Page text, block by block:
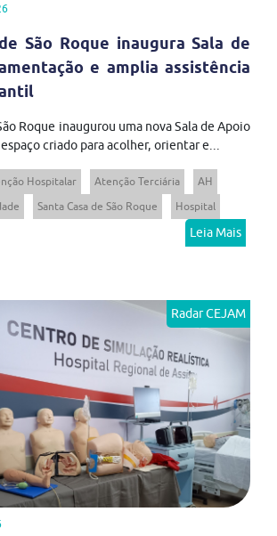
São Roque inaugura Sala de
e amplia assistência
Roque inaugurou uma nova Sala de Apoio
criado para acolher, orientar e...
Hospitalar Atenção Terciária
AH
Santa Casa de São Roque Hospital
Leia Mais
Radar CEJAM